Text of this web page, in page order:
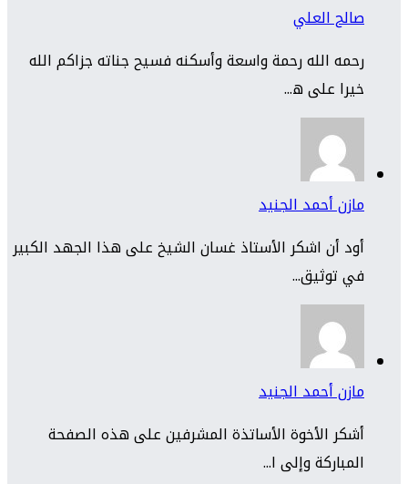
صالح العلي
رحمه الله رحمة واسعة وأسكنه فسيح جناته جزاكم الله
خيرا على ه...
مازن أحمد الجنيد
أود أن اشكر الأستاذ غسان الشيخ على هذا الجهد الكبير
في توثيق...
مازن أحمد الجنيد
أشكر الأخوة الأساتذة المشرفين على هذه الصفحة
المباركة وإلى ا...